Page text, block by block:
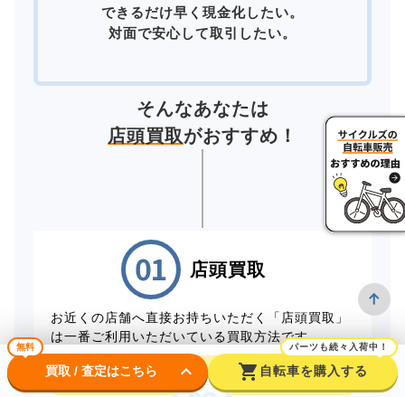
できるだけ早く現金化したい。
対面で安心して取引したい。
そんなあなたは
店頭買取がおすすめ！
店頭買取
お近くの店舗へ直接お持ちいただく「店頭買取」
は一番ご利用いただいている買取方法です。
店頭買取予約はこちら
無料
買取 / 査定はこちら keyboard_arrow_down shopping_cart
パーツも続々入荷中！
自転車を購入する